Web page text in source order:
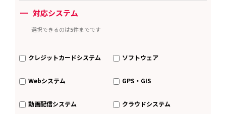
ー 対応システム
選択できるのは5件までです
クレジットカードシステム ソフトウェア
Webシステム GPS・GIS
動画配信システム クラウドシステム